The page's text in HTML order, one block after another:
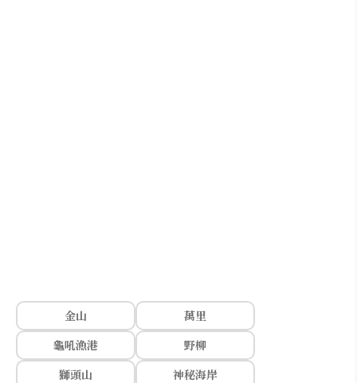
金山
萬里
龜吼漁港
野柳
獅頭山
神秘海岸